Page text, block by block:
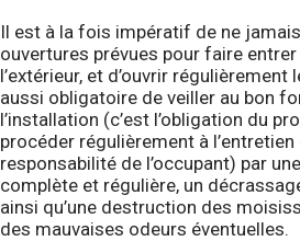
Il est à la fois impératif de ne
ouvertures prévues pour faire entrer
l’extérieur, et d’ouvrir
aussi obligatoire de veiller au bon
l’installation (c’est l’obligation du
procéder régulièrement à
responsabilité de l’occupant) par
complète et régulière, un
ainsi qu’une destruction des
des mauvaises odeurs éventuelles.